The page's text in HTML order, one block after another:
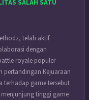
SALAH SATU
telah aktif
dengan
royale populer
pertandingan Kejuaraan
terhadap game tersebut
tinggi game